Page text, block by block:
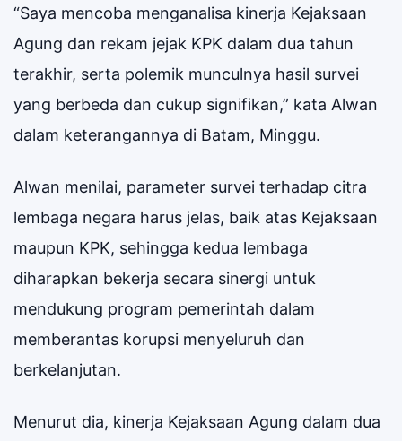
“Saya mencoba menganalisa kinerja Kejaksaan
Agung dan rekam jejak KPK dalam dua tahun
terakhir, serta polemik munculnya hasil survei
yang berbeda dan cukup signifikan,” kata Alwan
dalam keterangannya di Batam, Minggu.
Alwan menilai, parameter survei terhadap citra
lembaga negara harus jelas, baik atas Kejaksaan
maupun KPK, sehingga kedua lembaga
diharapkan bekerja secara sinergi untuk
mendukung program pemerintah dalam
memberantas korupsi menyeluruh dan
berkelanjutan.
Menurut dia, kinerja Kejaksaan Agung dalam dua